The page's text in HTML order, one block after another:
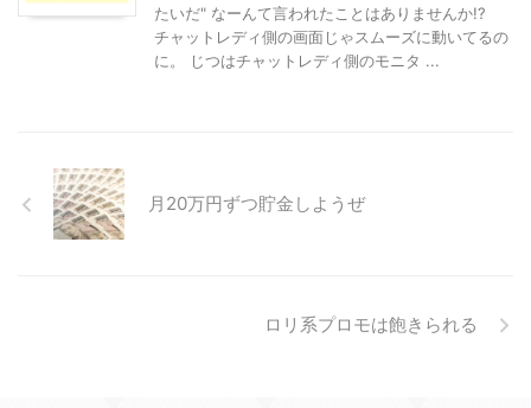
たいだ" なーんて言われたことはありませんか!?
チャットレディ側の画面じゃスムーズに動いてるの
に。 じつはチャットレディ側のモニタ ...
月20万円ずつ貯金しようぜ
ロリ系プロモは飽きられる